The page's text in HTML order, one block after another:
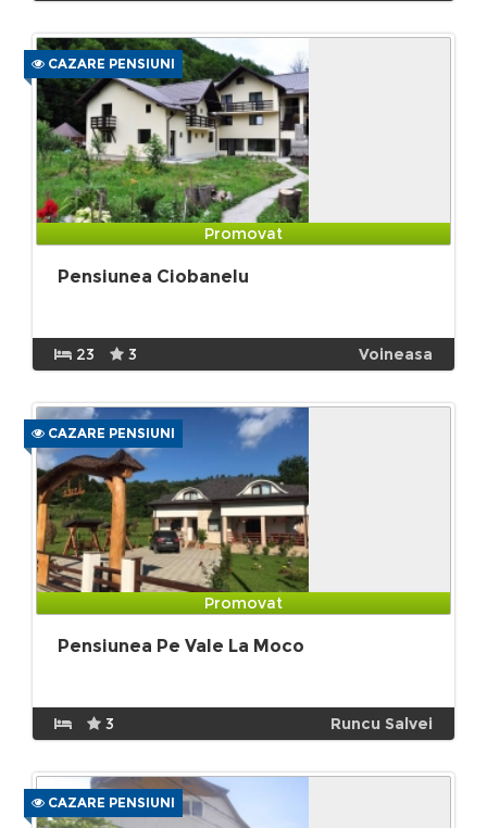
CAZARE PENSIUNI
Promovat
Pensiunea Ciobanelu
23 3 Voineasa
CAZARE PENSIUNI
Promovat
Pensiunea Pe Vale La Moco
3 Runcu Salvei
CAZARE PENSIUNI